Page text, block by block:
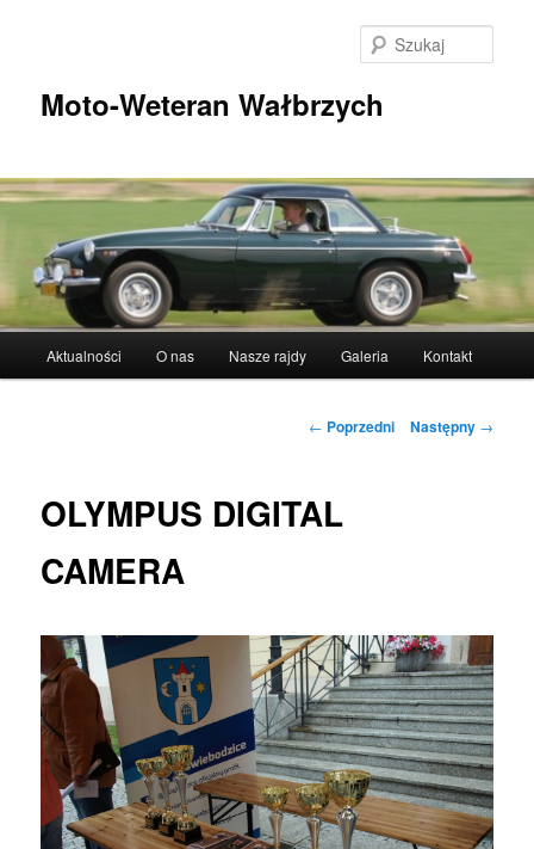
Moto-Weteran Wałbrzych
Aktualności O nas Nasze rajdy Galeria Kontakt
Nawigacja
← Poprzedni Następny →
OLYMPUS DIGITAL
CAMERA